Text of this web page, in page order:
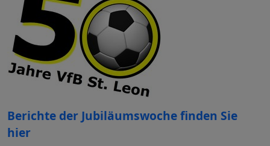
Berichte der Jubiläumswoche finden Sie
hier